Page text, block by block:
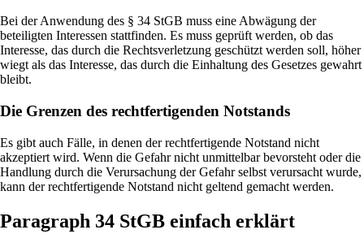
Bei der Anwendung des § 34 StGB muss eine Abwägung der
beteiligten Interessen stattfinden. Es muss geprüft werden, ob das
Interesse, das durch die Rechtsverletzung geschützt werden soll, höher
wiegt als das Interesse, das durch die Einhaltung des Gesetzes gewahrt
bleibt.
Die Grenzen des rechtfertigenden Notstands
Es gibt auch Fälle, in denen der rechtfertigende Notstand nicht
akzeptiert wird. Wenn die Gefahr nicht unmittelbar bevorsteht oder die
Handlung durch die Verursachung der Gefahr selbst verursacht wurde,
kann der rechtfertigende Notstand nicht geltend gemacht werden.
Paragraph 34 StGB einfach erklärt